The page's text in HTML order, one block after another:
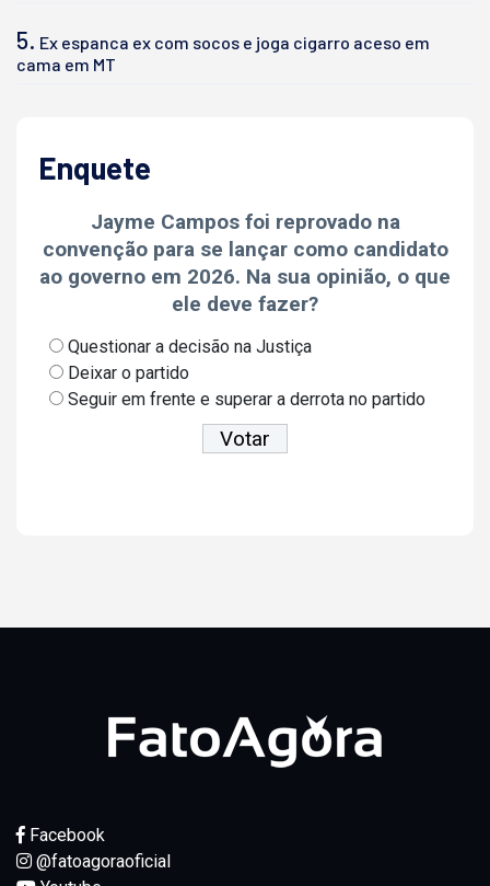
5. Ex espanca ex com socos e joga cigarro aceso em
cama em MT
Enquete
Jayme Campos foi reprovado na
convenção para se lançar como candidato
ao governo em 2026. Na sua opinião, o que
ele deve fazer?
Questionar a decisão na Justiça
Deixar o partido
Seguir em frente e superar a derrota no partido
Facebook
@fatoagoraoficial